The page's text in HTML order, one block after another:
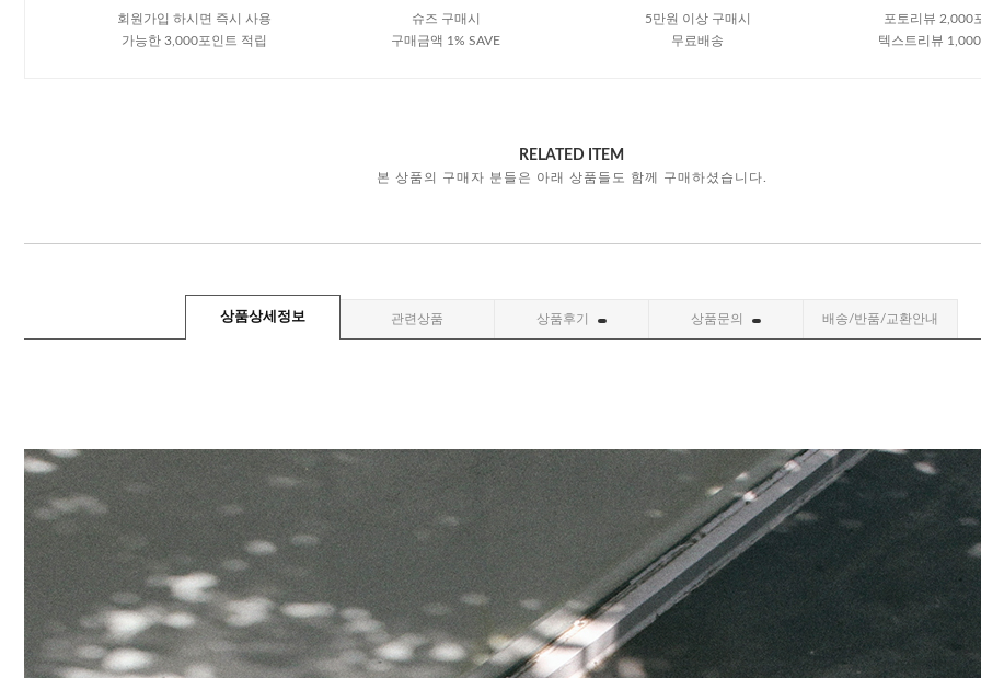
회원가입 하시면 즉시 사용
가능한 3,000포인트 적립
슈즈 구매시
구매금액 1% SAVE
5만원 이상 구매시
무료배송
포토리뷰 2,000
텍스트리뷰
RELATED ITEM
본 상품의 구매자 분들은 아래 상품들도 함께 구매하셨습니다.
상품상세정보 관련상품 상품후기 상품문의 배송/반품/교환안내